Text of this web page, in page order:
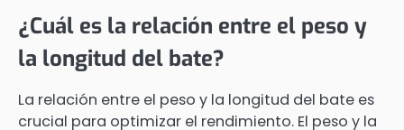
¿Cuál es la relación entre el peso y
la longitud del bate?
La relación entre el peso y la longitud del bate es
crucial para optimizar el rendimiento. El peso y la